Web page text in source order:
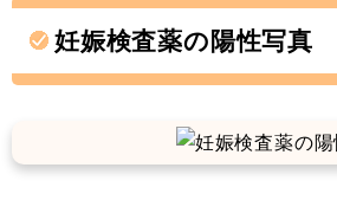
妊娠検査薬の陽性写真